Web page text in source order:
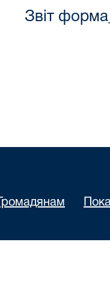
Звіт
Громадянам